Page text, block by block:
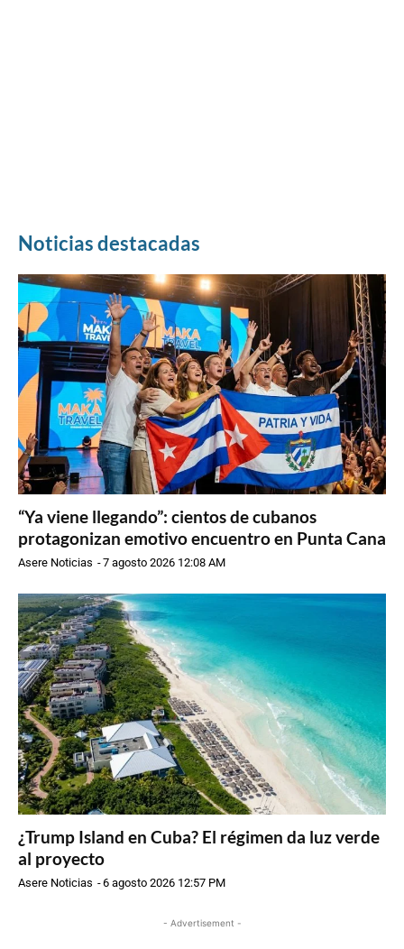
Noticias destacadas
“Ya viene llegando”: cientos de cubanos
protagonizan emotivo encuentro en Punta Cana
Asere Noticias -7 agosto 2026 12:08 AM
¿Trump Island en Cuba? El régimen da luz verde
al proyecto
Asere Noticias -6 agosto 2026 12:57 PM
- Advertisement -